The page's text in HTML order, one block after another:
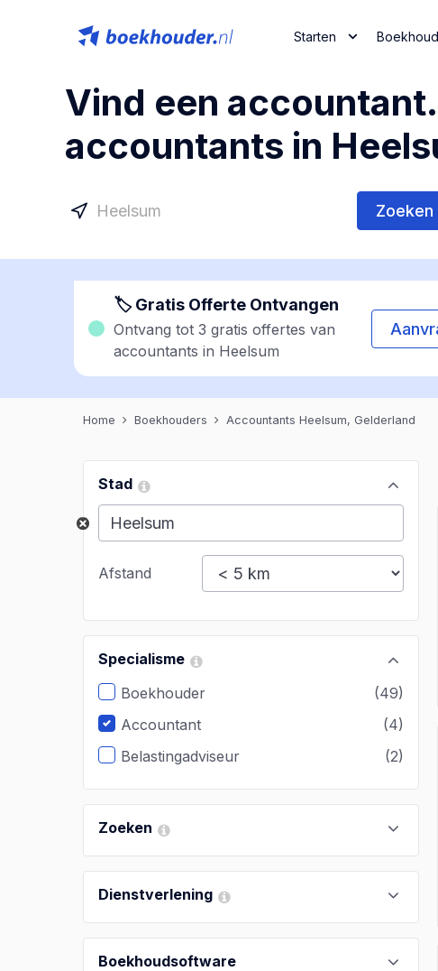
Starten
Vind een
accountants in
Zoeken
🏷 Gratis Offerte Ontvangen
Ontvang tot 3 gratis offertes van
accountants in Heelsum
Home Boekhouders Accountants Heelsum, Gelderland
Stad
Afstand
Specialisme
Boekhouder
(49)
Accountant
(4)
Belastingadviseur
(2)
Zoeken
Dienstverlening
Boekhoudsoftware